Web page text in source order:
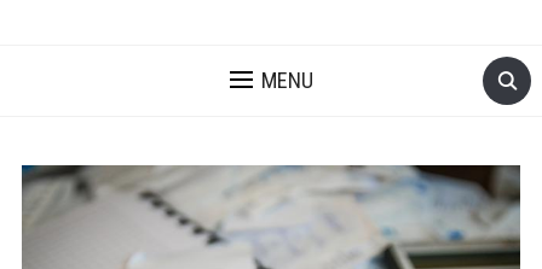
MENU